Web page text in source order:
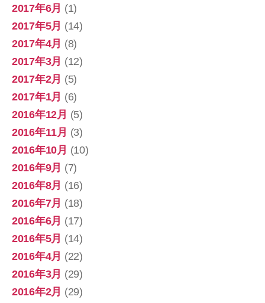
2017年6月 (1)
2017年5月 (14)
2017年4月 (8)
2017年3月 (12)
2017年2月 (5)
2017年1月 (6)
2016年12月 (5)
2016年11月 (3)
2016年10月 (10)
2016年9月 (7)
2016年8月 (16)
2016年7月 (18)
2016年6月 (17)
2016年5月 (14)
2016年4月 (22)
2016年3月 (29)
2016年2月 (29)